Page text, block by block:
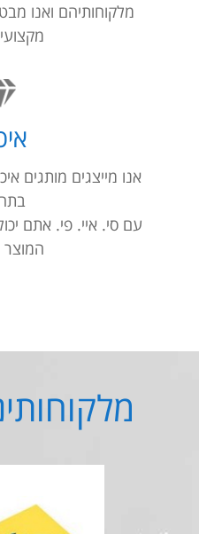
מלקוחותיהם ואנו
אנו מייצגים מותגים
עם סי. איי. פי. אתם
המוצר